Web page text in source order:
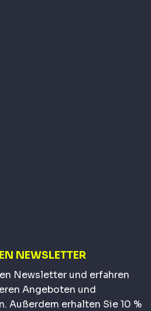
NEWSLETTER
Newsletter und erfahren
Angeboten und
Außerdem erhalten Sie 10 %